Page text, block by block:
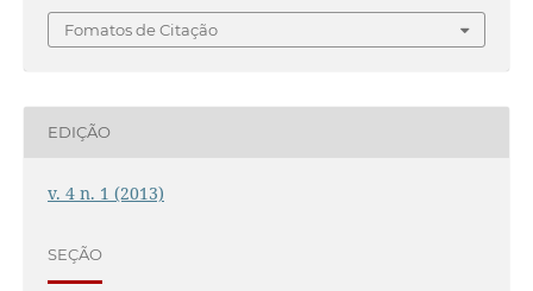
Fomatos de Citação
EDIÇÃO
v. 4 n. 1 (2013)
SEÇÃO